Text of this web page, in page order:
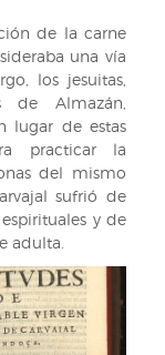
de la carne
una vía
los jesuitas,
Almazán,
lugar de estas
practicar la
del mismo
sufrió de
y de
adulta.